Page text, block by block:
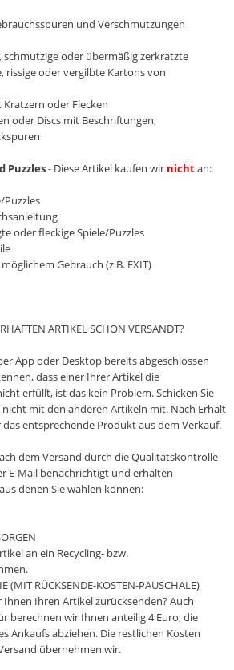
und Verschmutzungen
schmutzige oder übermäßig zerkratzte
rissige oder vergilbte Kartons von
Kratzern oder Flecken
oder Discs mit Beschriftungen,
Puzzles- Diese Artikel kaufen wir nichtan:
Puzzles
oder fleckige Spiele/Puzzles
Gebrauch (z.B. EXIT)
ARTIKEL SCHON VERSANDT?
App oder Desktop bereits abgeschlossen
dass einer Ihrer Artikel die
erfüllt, ist das kein Problem. Schicken Sie
mit den anderen Artikeln mit. Nach Erhalt
entsprechende Produkt aus dem Verkauf.
dem Versand durch die Qualitätskontrolle
E-Mail benachrichtigt und erhalten
denen Sie wählen können:
an ein Recycling- bzw.
(MIT RÜCKSENDE-KOSTEN-PAUSCHALE)
Ihnen Ihren Artikel zurücksenden? Auch
berechnen wir Ihnen anteilig 4 Euro, die
Ankaufs abziehen. Die restlichen Kosten
übernehmen wir.‎